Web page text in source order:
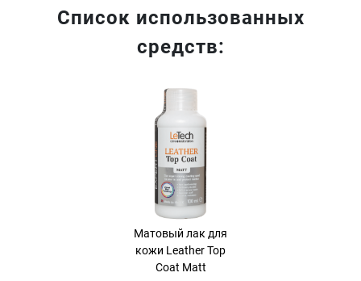
Список использованных
средств:
Матовый лак для
кожи Leather Top
Coat Matt